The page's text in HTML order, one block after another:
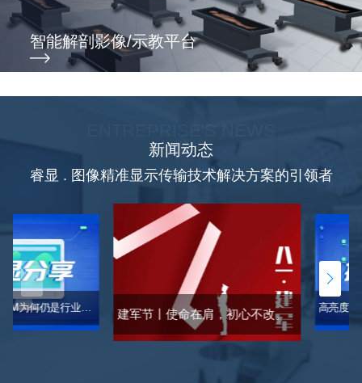
智能解剖影像/示教平台
新闻动态
睿显 . 图像精准显示传输技术解决方案的引领者
建军节丨使命在肩，初心不改。